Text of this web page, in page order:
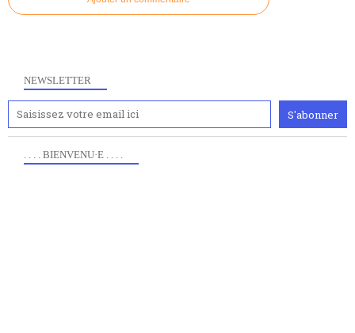
NEWSLETTER
. . . . BIENVENU·E . . . .